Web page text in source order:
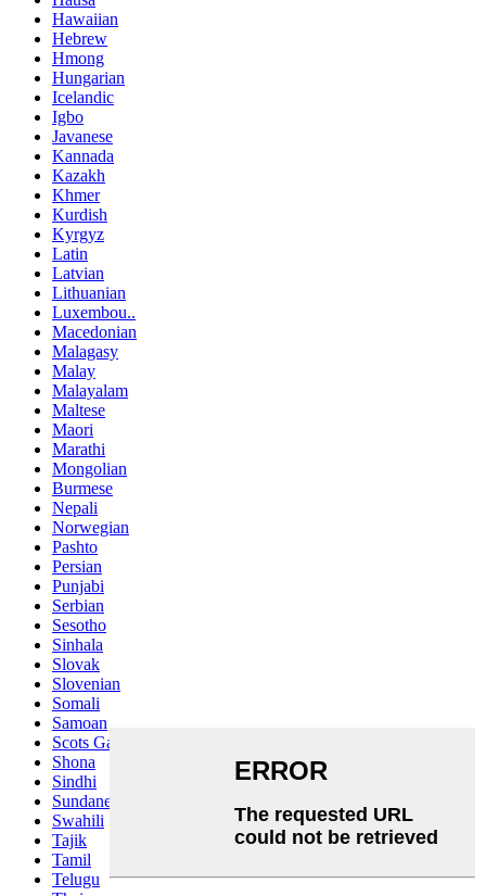
Hawaiian
Hebrew
Hmong
Hungarian
Icelandic
Igbo
Javanese
Kannada
Kazakh
Khmer
Kurdish
Kyrgyz
Latin
Latvian
Lithuanian
Luxembou..
Macedonian
Malagasy
Malay
Malayalam
Maltese
Maori
Marathi
Mongolian
Burmese
Nepali
Norwegian
Pashto
Persian
Punjabi
Serbian
Sesotho
Sinhala
Slovak
Slovenian
Somali
Samoan
Scots Gaelic
Shona
Sindhi
Sundanese
Swahili
Tajik
Tamil
Telugu